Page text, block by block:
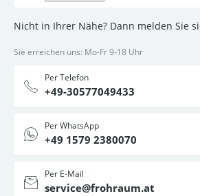
Nicht in Ihrer Nähe? Dann melden Sie
Sie erreichen uns: Mo-Fr 9-18 Uhr
Per Telefon
+49-30577049433
Per WhatsApp
+49 1579 2380070
Per E-Mail
service@frohraum.at